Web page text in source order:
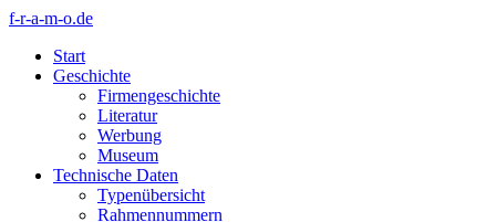
f-r-a-m-o.de
Start
Geschichte
Firmengeschichte
Literatur
Werbung
Museum
Technische Daten
Typenübersicht
Rahmennummern